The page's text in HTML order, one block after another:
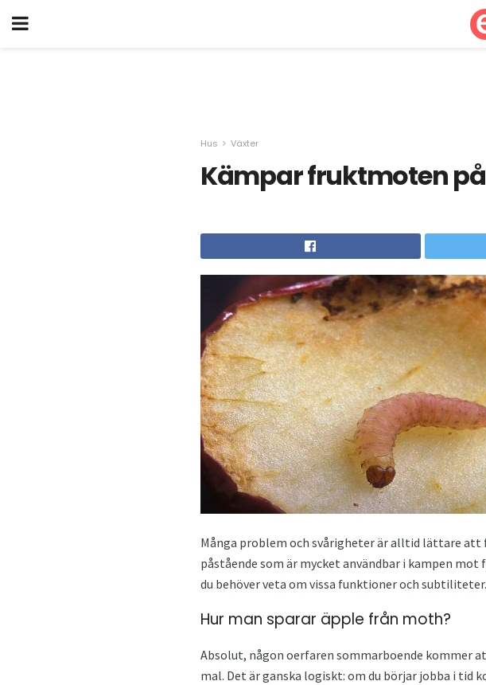
Hus Växter
Kämpar fruktmoten
Många problem och svårigheter är alltid lättare att
påstående som är mycket användbar i kampen
du behöver veta om vissa funktioner och subtiliteter.
Hur man sparar äpple från moth?
Absolut, någon oerfaren sommarboende kommer
mal. Det är ganska logiskt: om du börjar jobba i tid